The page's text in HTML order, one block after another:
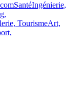
SantéIngénierie,
TourismeArt,